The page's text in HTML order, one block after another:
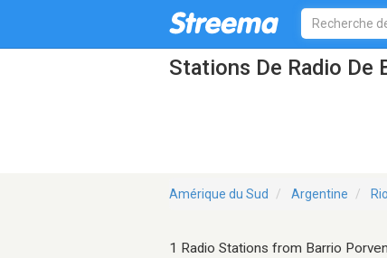
Stations De Radio De
Amérique du Sud Argentine
1 Radio Stations from Barrio